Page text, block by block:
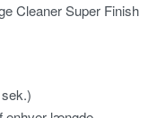
Cleaner Super Finish